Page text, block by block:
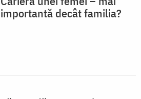
importantă decât familia?